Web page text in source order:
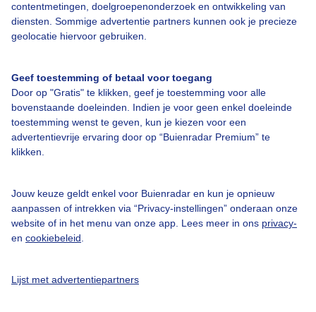
contentmetingen, doelgroepenonderzoek en ontwikkeling van
diensten. Sommige advertentie partners kunnen ook je precieze
geolocatie hiervoor gebruiken.
Geef toestemming of betaal voor toegang
Door op "Gratis" te klikken, geef je toestemming voor alle
bovenstaande doeleinden. Indien je voor geen enkel doeleinde
toestemming wenst te geven, kun je kiezen voor een
advertentievrije ervaring door op “Buienradar Premium” te
klikken.
Jouw keuze geldt enkel voor Buienradar en kun je opnieuw
aanpassen of intrekken via “Privacy-instellingen” onderaan onze
website of in het menu van onze app. Lees meer in ons privacy-
en cookiebeleid
Lijst met advertentiepartners
Bedrijfsgegevens
Veelgestelde vragen
Contact
Adverteren
Buienradar Team
Cookie beleid